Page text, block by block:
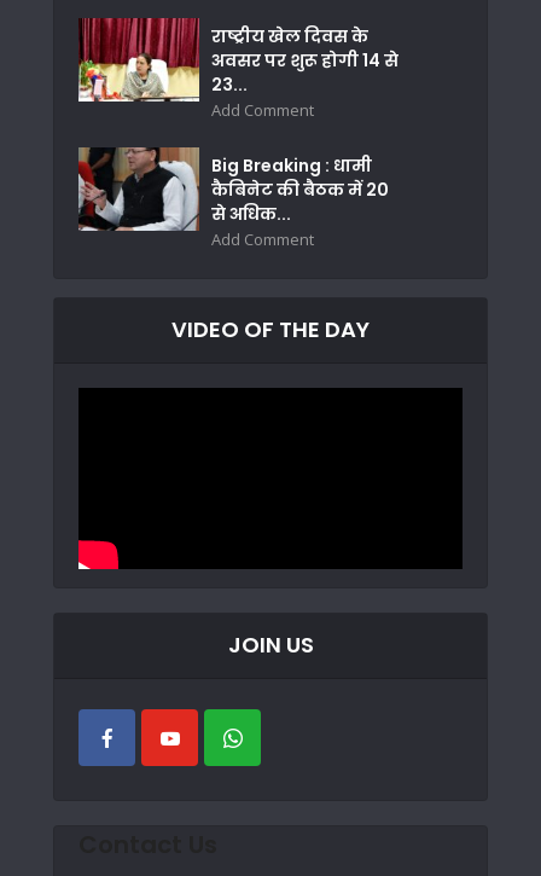
राष्ट्रीय खेल दिवस के
अवसर पर शुरू होगी 14 से
23...
Add Comment
Big Breaking : धामी
कैबिनेट की बैठक में 20
से अधिक...
Add Comment
VIDEO OF THE DAY
JOIN US